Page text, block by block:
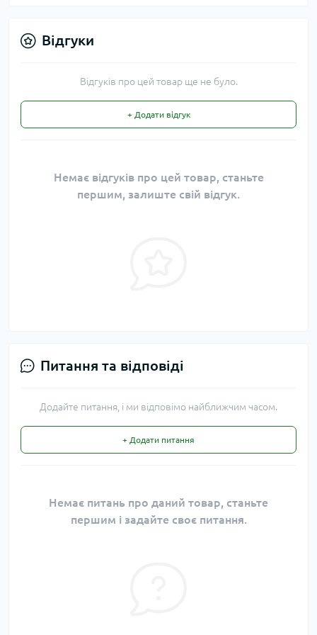
Відгуки
Відгуків про цей товар ще не було.
+ Додати відгук
Немає відгуків про цей товар, станьте
першим, залиште свій відгук.
Питання та відповіді
Додайте питання, і ми відповімо найближчим часом.
+ Додати питання
Немає питань про даний товар, станьте
першим і задайте своє питання.